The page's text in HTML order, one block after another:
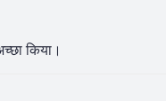
किया।